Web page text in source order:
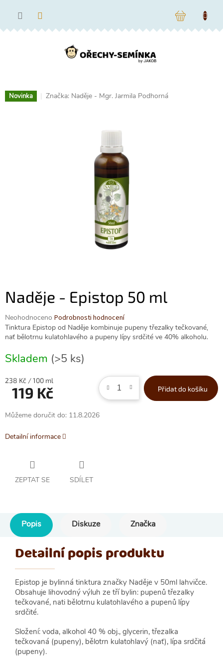
NÁKUPNÍ
Novinka Značka: Naděje - Mgr. Jarmila Podhorná
Naděje - Epistop 50 ml
Průměrné
hodnocení
produktu
0,0
z
hvězdiček.
Neohodnoceno Podrobnosti hodnocení
Tinktura Epistop od Naděje kombinuje pupeny třezalky tečkované,
nať bělotrnu kulatohlavého a pupeny lípy srdčité ve 40% alkoholu.
Skladem (>5 ks)
Měrná
cena:
238 Kč / 100 ml
119 Kč Přidat do košíku
Můžeme doručit do: 11.8.2026
Detailní informace
ZEPTAT SE SDÍLET
Popis Diskuze Značka
Detailní popis produktu
Epistop je bylinná tinktura značky Naděje v 50ml lahvičce.
Obsahuje lihovodný výluh ze tří bylin: pupenů třezalky
tečkované, nati bělotrnu kulatohlavého a pupenů lípy
srdčité.
Složení: voda, alkohol 40 % obj., glycerin, třezalka
tečkovaná (pupeny), bělotrn kulatohlavý (nať), lípa srdčitá
(pupeny).